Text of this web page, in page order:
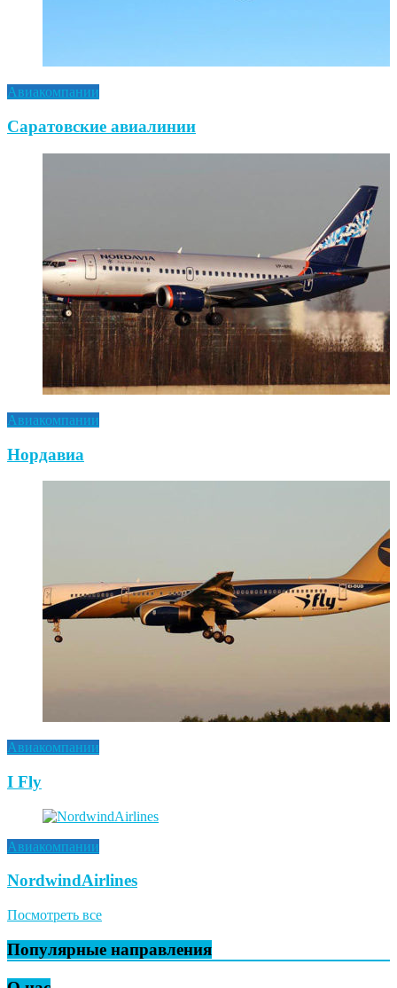
Авиакомпании
Саратовские авиалинии
Авиакомпании
Нордавиа
Авиакомпании
I Fly
Авиакомпании
NordwindAirlines
Посмотреть все
Популярные направления